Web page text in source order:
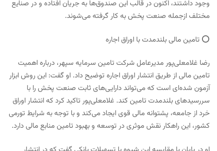
وجود داشتند، اکنون در قالب این صندوق‌ها به جریان افتاده و در صنایع
مختلف ازجمله صنعت پخش به کار گرفته می‌شوند.
⭕️ تامین مالی بلندمدت با اوراق اجاره
رضا غلامعلی‌پور مدیرعامل شرکت تامین سرمایه سپهر، درباره اهمیت
تامین مالی از طریق انتشار اوراق اجاره توضیح داد. او گفت: این روش ابزار
آزمون شده‌ای است که می‌تواند دارایی‌های ثابت صنعت پخش را با
سررسیدهای بلندمدت تامین کند. غلامعلی‌پور تاکید کرد که انتشار اوراق
خرد از جامعه، پشتوانه مالی قوی ایجاد می‌کند و با توجه به شرایط تورمی
کشور، این راهکار نقش موثری در توسعه و بهبود تامین منابع مالی دارد.